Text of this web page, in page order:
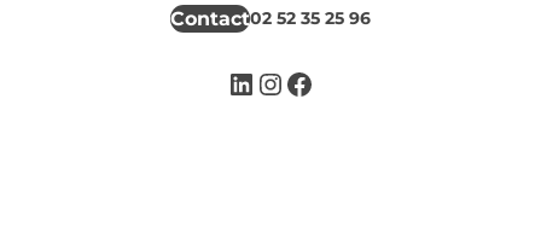
Contact02 52 35 25 96
LinkedIn
Instagram
Facebook